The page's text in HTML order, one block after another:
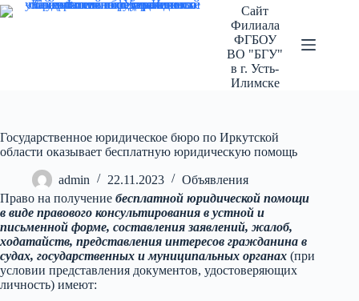
Перейти
к
Сайт
Филиала
ФГБОУ
ВО "БГУ"
в г. Усть-
Илимске
Государственное юридическое бюро по Иркутской
области оказывает бесплатную юридическую помощь
admin 22.11.2023
Объявления
Право на получение бесплатной юридической помощи
в виде правового консультирования в устной и
письменной форме, составления заявлений, жалоб,
ходатайств, представления интересов гражданина в
судах, государственных и муниципальных органах (при
условии представления документов, удостоверяющих
личность) имеют: